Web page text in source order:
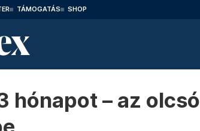
TÁMOGATÁS SHOP
hónapot – az olcsó